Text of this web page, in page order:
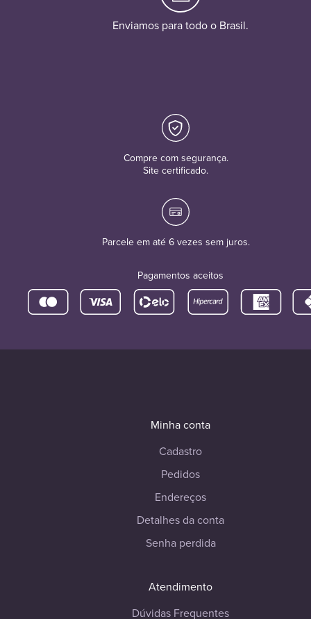
Enviamos para todo o Brasil.
Compre com segurança.
Site certificado.
Parcele em até 6 vezes sem juros.
Pagamentos aceitos
Minha conta
Cadastro
Pedidos
Endereços
Detalhes da conta
Senha perdida
Atendimento
Dúvidas Frequentes